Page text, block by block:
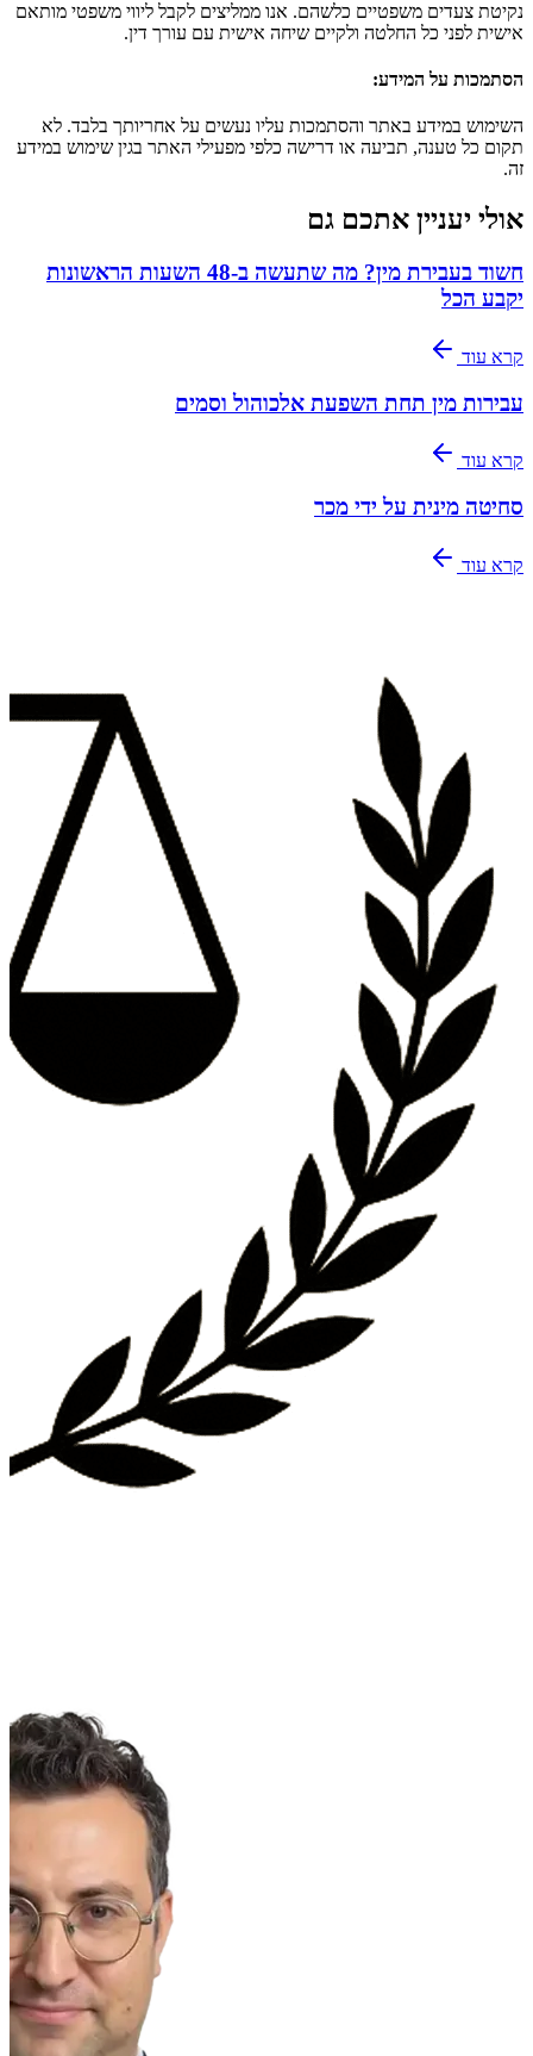
נקיטת צעדים משפטיים כלשהם. אנו ממליצים לקבל ליווי משפטי מותאם
אישית לפני כל החלטה ולקיים שיחה אישית עם עורך דין.
הסתמכות על המידע:
השימוש במידע באתר והסתמכות עליו נעשים על אחריותך בלבד. לא
תקום כל טענה, תביעה או דרישה כלפי מפעילי האתר בגין שימוש במידע
זה.
אולי יעניין אתכם גם
חשוד בעבירת מין? מה שתעשה ב-48 השעות הראשונות
יקבע הכל
קרא עוד
עבירות מין תחת השפעת אלכוהול וסמים
קרא עוד
סחיטה מינית על ידי מכר
קרא עוד